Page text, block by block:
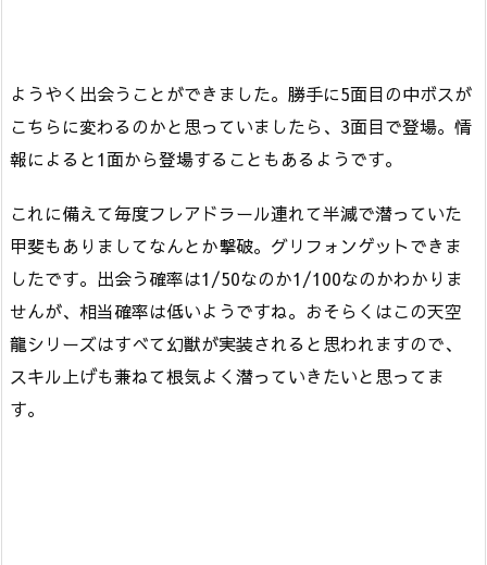
ようやく出会うことができました。勝手に5面目の中ボスが
こちらに変わるのかと思っていましたら、3面目で登場。情
報によると1面から登場することもあるようです。
これに備えて毎度フレアドラール連れて半減で潜っていた
甲斐もありましてなんとか撃破。グリフォンゲットできま
したです。出会う確率は1/50なのか1/100なのかわかりま
せんが、相当確率は低いようですね。おそらくはこの天空
龍シリーズはすべて幻獣が実装されると思われますので、
スキル上げも兼ねて根気よく潜っていきたいと思ってま
す。